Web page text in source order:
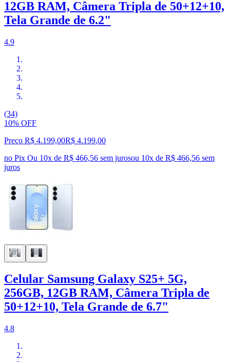
12GB RAM, Câmera Tripla de 50+12+10,
Tela Grande de 6.2"
4.9
(34)
10% OFF
Preço R$ 4.199,00R$ 4.199,00
no Pix Ou 10x de R$ 466,56 sem jurosou 10x de R$ 466,56 sem
juros
Celular Samsung Galaxy S25+ 5G,
256GB, 12GB RAM, Câmera Tripla de
50+12+10, Tela Grande de 6.7"
4.8